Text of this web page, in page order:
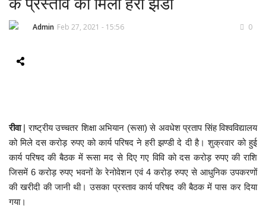
होम
देश
दुनिया
मध्यप्रदेश
Admin Feb 27, 2021 - 15:56 0
रीवा| राष्ट्रीयउच्चतर शिक्षा अभियान (रूसा) से अवधेश प्रताप सिंह विश्वविद्यालय
को मिले दस करोड़ रुपए को कार्य परिषद ने हरी झण्डी दे दी है। शुक्रवार को हुई
कार्य परिषद की बैठक में रूसा मद से दिए गए विवि को दस करोड़ रुपए की राशि
जिसमें 6 करोड़ रुपए भवनों के रेनोवेशन एवं 4 करोड़ रुपए से आधुनिक उपकरणों
की खरीदी की जानी थी। उसका प्रस्ताव कार्य परिषद की बैठक में पास कर दिया
गया।